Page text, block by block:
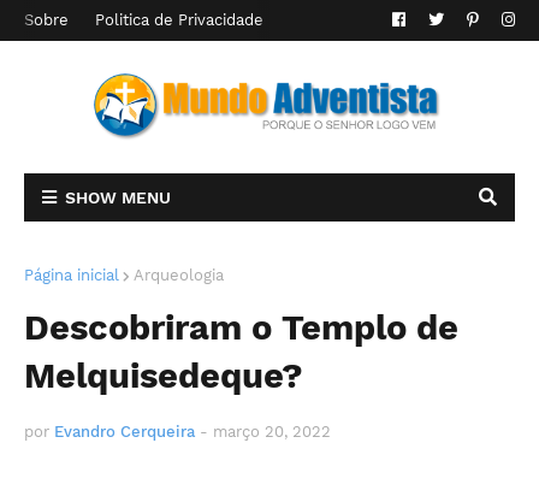
Sobre Politica de Privacidade
SHOW MENU
Página inicial Arqueologia
Descobriram o Templo de
Melquisedeque?
por Evandro Cerqueira - março 20, 2022